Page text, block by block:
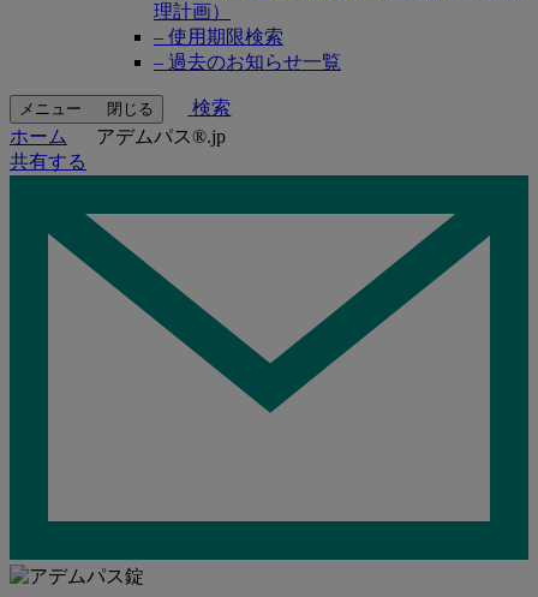
理計画）
– 使用期限検索
– 過去のお知らせ一覧
メニュー 閉じる
検索
ホーム
アデムパス®.jp
共有する